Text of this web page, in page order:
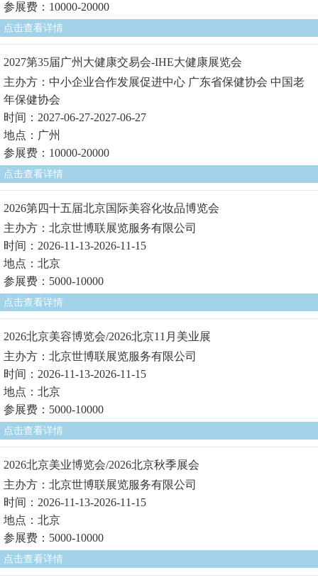
参展费：10000-20000
点击查看详情
2027第35届广州大健康交易会-IHE大健康展览会
主办方：中小企业合作发展促进中心 广东省保健协会 中国老
年保健协会
时间：2027-06-27-2027-06-27
地点：广州
参展费：10000-20000
点击查看详情
2026第四十五届北京国际美容化妆品博览会
主办方：北京世博联展览服务有限公司
时间：2026-11-13-2026-11-15
地点：北京
参展费：5000-10000
点击查看详情
2026北京美容博览会/2026北京11月美业展
主办方：北京世博联展览服务有限公司
时间：2026-11-13-2026-11-15
地点：北京
参展费：5000-10000
点击查看详情
2026北京美业博览会/2026北京秋季展会
主办方：北京世博联展览服务有限公司
时间：2026-11-13-2026-11-15
地点：北京
参展费：5000-10000
点击查看详情